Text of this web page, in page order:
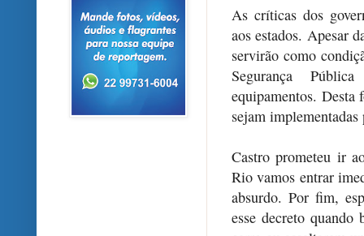
As críticas dos
aos estados. Apesar
servirão como
Segurança
equipamentos. Desta
sejam implementadas
Castro prometeu ir
Rio vamos entrar
absurdo. Por fim,
esse decreto